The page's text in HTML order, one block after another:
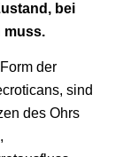
bei
muss.
der
sind
des Ohrs